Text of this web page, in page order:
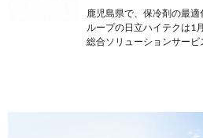
鹿児島県で、保冷剤の最
ループの日立ハイテクは1
総合ソリューションサー